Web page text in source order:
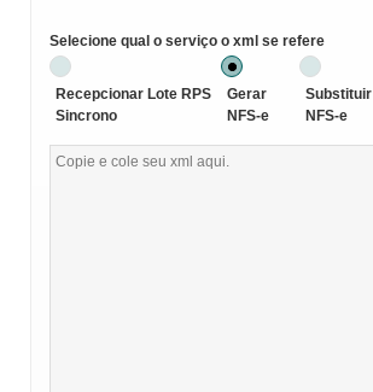
Selecione qual o serviço o xml se refere
Recepcionar Lote RPS
Sincrono
Gerar
NFS-e
Substituir
NFS-e